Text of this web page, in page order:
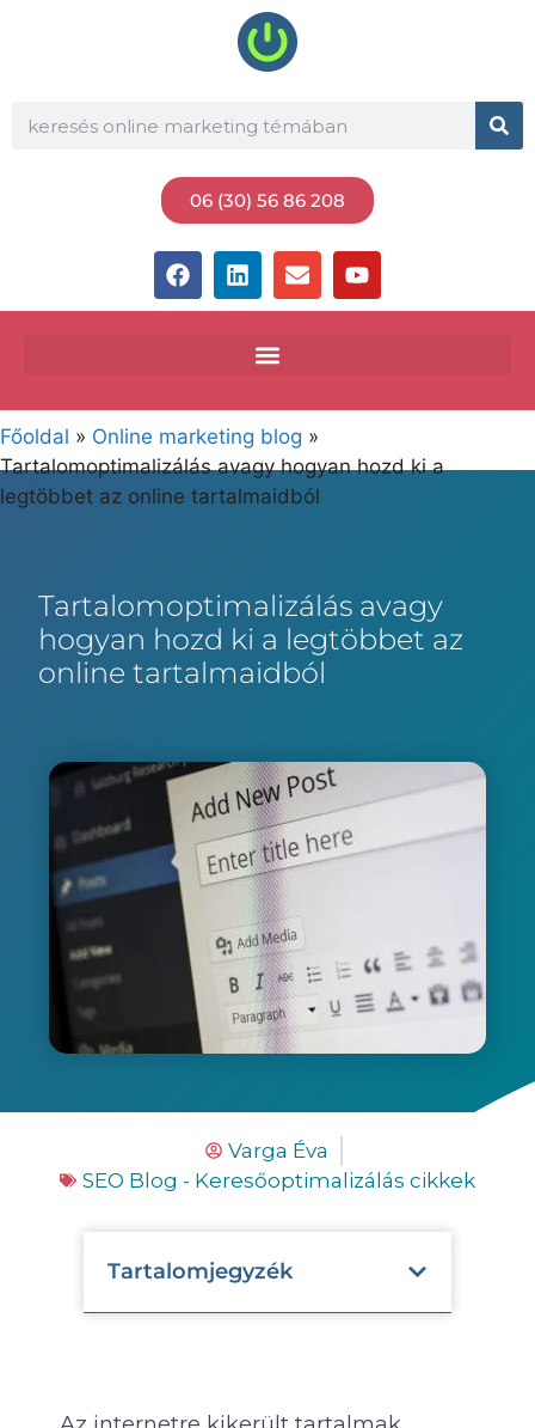
06 (30) 56 86 208
Főoldal » Online marketing blog »
Tartalomoptimalizálás avagy hogyan hozd ki a
legtöbbet az online tartalmaidból
Tartalomoptimalizálás avagy
hogyan hozd ki a legtöbbet az
online tartalmaidból
Varga Éva
SEO Blog - Keresőoptimalizálás cikkek
Tartalomjegyzék